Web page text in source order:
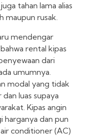
tahan lama alias
maupun rusak.
mendengar
rental kipas
dari
umumnya.
modal yang tidak
luas supaya
Kipas angin
harganya dan pun
conditioner (AC)